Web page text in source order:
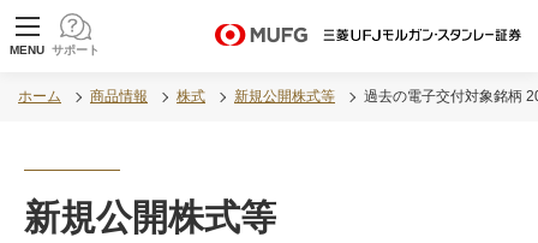
MUFG 世界が進むチカラになる。 三菱ＵＦＪモル
MENU サポート
ホーム 商品情報 株式 新規公開株式等 過去の電子交付対象銘柄
新規公開株式等